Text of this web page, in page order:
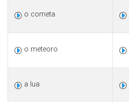
o cometa
o meteoro
a lua